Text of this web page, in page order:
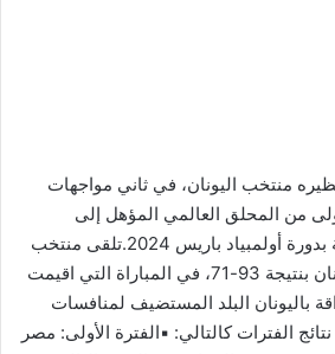
منتخب اليونان، في ثاني مواجهات
من المحلق العالمي المؤهل إلى
منافسات لعبة كرة السلة بدورة أولمبياد باريس 2024.تلقى منتخب
السلة الخسارة أمام اليونان بنتيجة 93-71، في المباراة التي اقيمت
باليونان البلد المستضيف لمنافسات
الفترات كالتالي: ▪︎الفترة الأولى: مصر